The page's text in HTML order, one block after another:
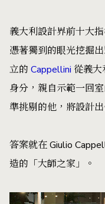
義大利設計界前十大
憑著獨到的眼光挖掘
立的 Cappellini 從義
身分，親自示範一回
準挑剔的他，將設計
答案就在 Giulio
造的「大師之家」。